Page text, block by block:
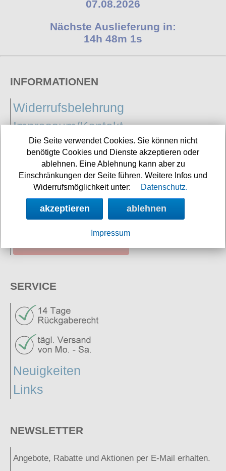
07.08.2026
Nächste Auslieferung in:
14h 48m 0s
INFORMATIONEN
Widerrufsbelehrung
Impressum/Kontakt
Versandkosten
Datenschutz
AGB
Vertrag
widerrufen
SERVICE
Neuigkeiten
Links
NEWSLETTER
Angebote, Rabatte und Aktionen per E-Mail erhalten.
Die Seite verwendet Cookies. Sie können nicht
benötigte Cookies und Dienste akzeptieren oder
ablehnen. Eine Ablehnung kann aber zu
Einschränkungen der Seite führen. Weitere Infos und
Widerrufsmöglichkeit unter:
Datenschutz.
akzeptieren ablehnen
Impressum